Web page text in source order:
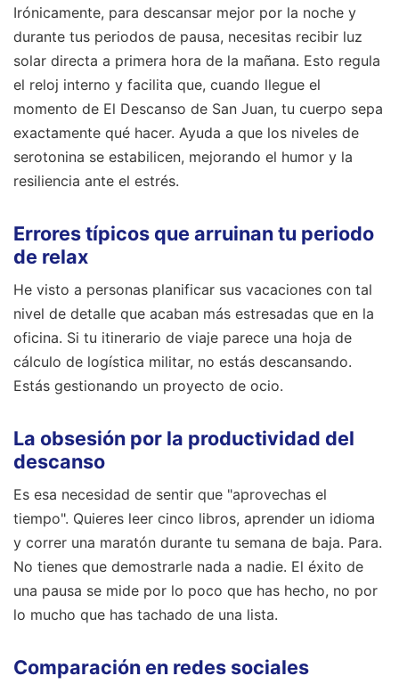
Irónicamente, para descansar mejor por la noche y
durante tus periodos de pausa, necesitas recibir luz
solar directa a primera hora de la mañana. Esto regula
el reloj interno y facilita que, cuando llegue el
momento de El Descanso de San Juan, tu cuerpo sepa
exactamente qué hacer. Ayuda a que los niveles de
serotonina se estabilicen, mejorando el humor y la
resiliencia ante el estrés.
Errores típicos que arruinan tu periodo
de relax
He visto a personas planificar sus vacaciones con tal
nivel de detalle que acaban más estresadas que en la
oficina. Si tu itinerario de viaje parece una hoja de
cálculo de logística militar, no estás descansando.
Estás gestionando un proyecto de ocio.
La obsesión por la productividad del
descanso
Es esa necesidad de sentir que "aprovechas el
tiempo". Quieres leer cinco libros, aprender un idioma
y correr una maratón durante tu semana de baja. Para.
No tienes que demostrarle nada a nadie. El éxito de
una pausa se mide por lo poco que has hecho, no por
lo mucho que has tachado de una lista.
Comparación en redes sociales